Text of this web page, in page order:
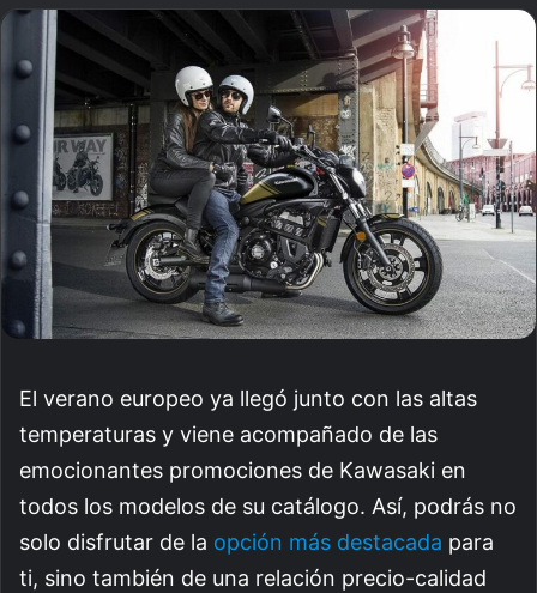
email
El verano europeo ya llegó junto con las altas
temperaturas y viene acompañado de las
emocionantes promociones de Kawasaki en
todos los modelos de su catálogo. Así, podrás no
solo disfrutar de la opción más destacada para
ti, sino también de una relación precio-calidad